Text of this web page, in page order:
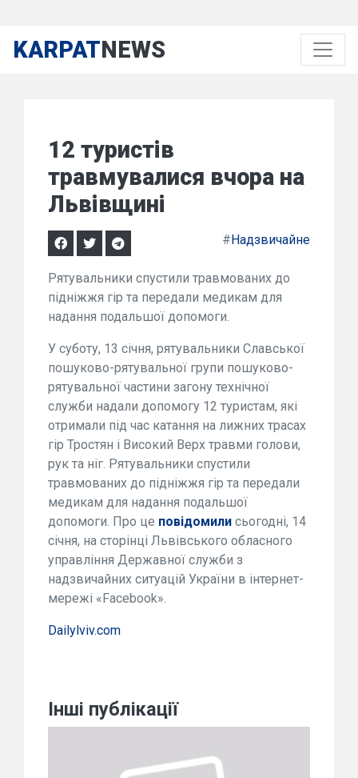
KARPATNEWS
12 туристів
травмувалися вчора на
Львівщині
#Надзвичайне
Рятувальники спустили травмованих до
підніжжя гір та передали медикам для
надання подальшої допомоги.
У суботу, 13 січня, рятувальники Славської
пошуково-рятувальної групи пошуково-
рятувальної частини загону технічної
служби надали допомогу 12 туристам, які
отримали під час катання на лижних трасах
гір Тростян і Високий Верх травми голови,
рук та ніг. Рятувальники спустили
травмованих до підніжжя гір та передали
медикам для надання подальшої
допомоги. Про це повідомили сьогодні, 14
січня, на сторінці Львівського обласного
управління Державної служби з
надзвичайних ситуацій України в інтернет-
мережі «Facebook».
Dailylviv.com
Інші публікації